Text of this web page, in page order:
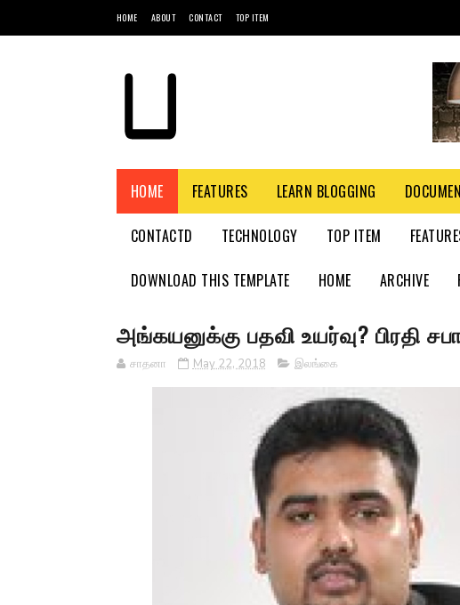
HOME ABOUT CONTACT TOP ITEM
HOME FEATURES LEARN BLOGGING
CONTACTD TECHNOLOGY TOP ITEM
DOWNLOAD THIS TEMPLATE HOME ARCHIVE
அங்கயனுக்கு பதவி உயர்வு? பிரதி
சாதனா May 22, 2018 இலங்கை